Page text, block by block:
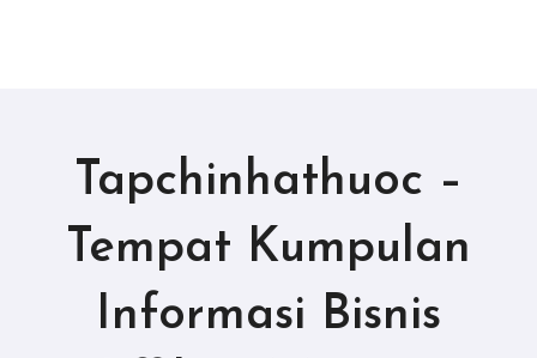
Tapchinhathuoc –
Tempat Kumpulan
Informasi Bisnis